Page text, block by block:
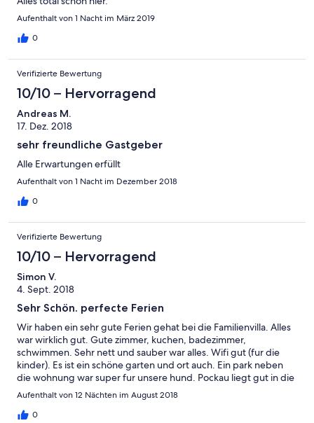
Aufenthalt von 1 Nacht im März 2019
0
Verifizierte Bewertung
10/10 – Hervorragend
Andreas M.
17. Dez. 2018
sehr freundliche Gastgeber
Alle Erwartungen erfüllt
Aufenthalt von 1 Nacht im Dezember 2018
0
Verifizierte Bewertung
10/10 – Hervorragend
Simon V.
4. Sept. 2018
Sehr Schön. perfecte Ferien
Wir haben ein sehr gute Ferien gehat bei die Familienvilla. Alles
war wirklich gut. Gute zimmer, kuchen, badezimmer,
schwimmen. Sehr nett und sauber war alles. Wifi gut (fur die
kinder). Es ist ein schöne garten und ort auch. Ein park neben
die wohnung war super fur unsere hund. Pockau liegt gut in die
ort fur ausflugmoglichkeiten. Freiberg, Chemnitz und uberall
Dresden ist gut in de nahe. Auch Chumotov in Tjechien (35 min
fahren) ist schon (tierpark). Viele Schöne schlosse in die nahe
Aufenthalt von 12 Nächten im August 2018
0